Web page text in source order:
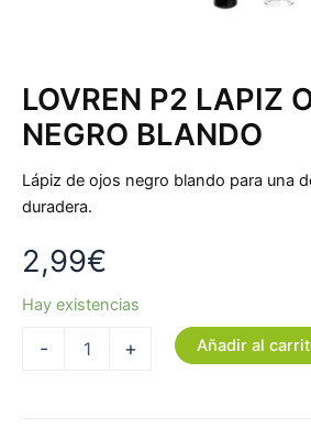
LOVREN P2 LAPIZ
NEGRO BLANDO
Lápiz de ojos negro blando para una
duradera.
2,99€
Hay existencias
- + Añadir al